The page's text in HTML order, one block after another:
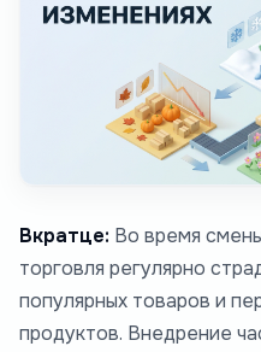
Вкратце: Во время
торговля регулярно
популярных товаров и
продуктов. Внедрение